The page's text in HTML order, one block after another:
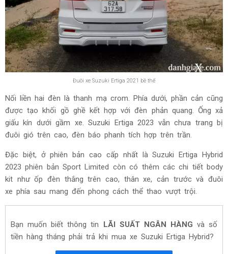
Đuôi xe Suzuki Ertiga 2021 bề thế
Nối liền hai đèn là thanh mạ crom. Phía dưới, phần cản cũng
được tạo khối gồ ghề kết hợp với đèn phản quang. Ống xả
giấu kín dưới gầm xe. Suzuki Ertiga 2023 vẫn chưa trang bị
đuôi gió trên cao, đèn báo phanh tích hợp trên trần.
Đặc biệt, ở phiên bản cao cấp nhất là Suzuki Ertiga Hybrid
2023 phiên bản Sport Limited còn có thêm các chi tiết body
kit như ốp đèn thắng trên cao, thân xe, cản trước và đuôi
xe phía sau mang đến phong cách thể thao vượt trội.
Bạn muốn biết thông tin LÃI SUẤT NGÂN HÀNG và số
tiền hàng tháng phải trả khi mua xe Suzuki Ertiga Hybrid?